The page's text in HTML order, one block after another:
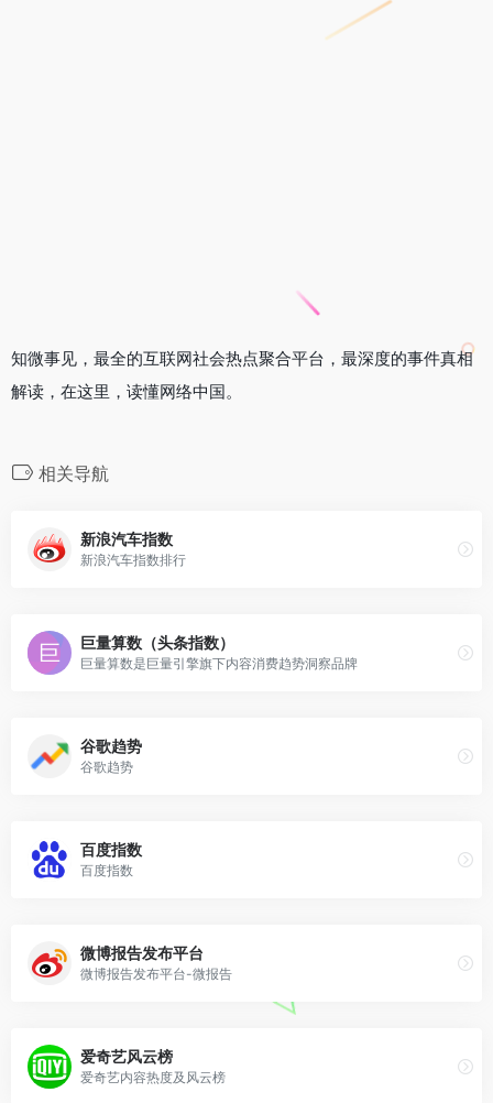
知微事见，最全的互联网社会热点聚合平台，最深度的事件真相
解读，在这里，读懂网络中国。
相关导航
新浪汽车指数
新浪汽车指数排行
巨量算数（头条指数）
巨量算数是巨量引擎旗下内容消费趋势洞察品牌
谷歌趋势
谷歌趋势
百度指数
百度指数
微博报告发布平台
微博报告发布平台-微报告
爱奇艺风云榜
爱奇艺内容热度及风云榜